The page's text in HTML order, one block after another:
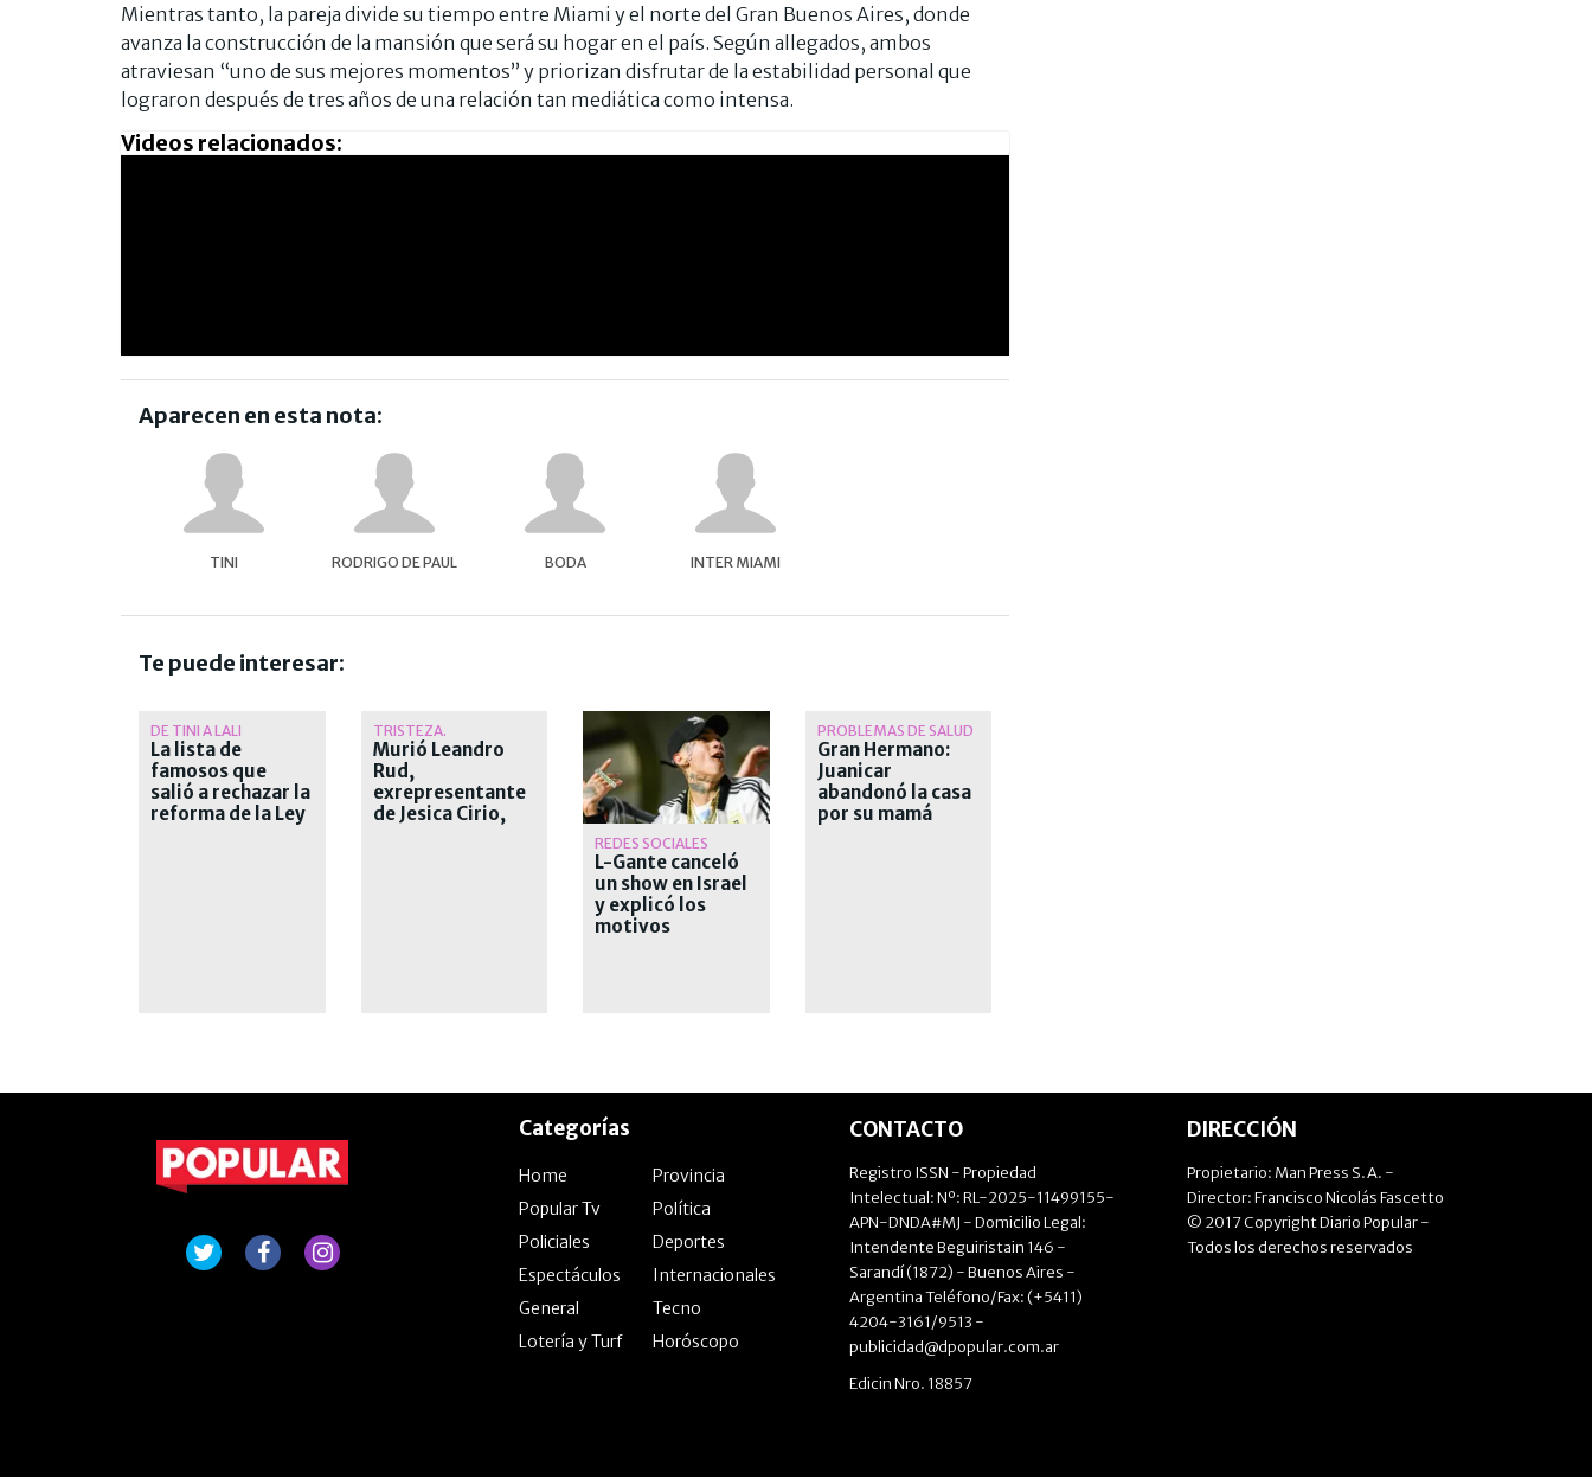
Mientras tanto, la pareja divide su tiempo entre Miami y el norte del Gran Buenos Aires, donde
avanza la construcción de la mansión que será su hogar en el país. Según allegados, ambos
atraviesan “uno de sus mejores momentos” y priorizan disfrutar de la estabilidad personal que
lograron después de tres años de una relación tan mediática como intensa.
Videos relacionados:
Aparecen en esta nota:
TINI RODRIGO DE PAUL BODA INTER MIAMI
Te puede interesar:
DE TINI A LALI
La lista de
famosos que
salió a rechazar la
reforma de la Ley
TRISTEZA.
Murió Leandro
Rud,
exrepresentante
de Jesica Cirio,
REDES SOCIALES
L-Gante canceló
un show en Israel
y explicó los
motivos
PROBLEMAS DE SALUD
Gran Hermano:
Juanicar
abandonó la casa
por su mamá
Categorías
Home
Provincia
Popular Tv
Política
Policiales
Deportes
Espectáculos
Internacionales
General
Tecno
Lotería y Turf
Horóscopo
CONTACTO
Registro ISSN - Propiedad
Intelectual: Nº: RL-2025-11499155-
APN-DNDA#MJ - Domicilio Legal:
Intendente Beguiristain 146 -
Sarandí (1872) - Buenos Aires -
Argentina Teléfono/Fax: (+5411)
4204-3161/9513 -
publicidad@dpopular.com.ar
Edicin Nro. 18857
DIRECCIÓN
Propietario: Man Press S.A. -
Director: Francisco Nicolás Fascetto
© 2017 Copyright Diario Popular -
Todos los derechos reservados